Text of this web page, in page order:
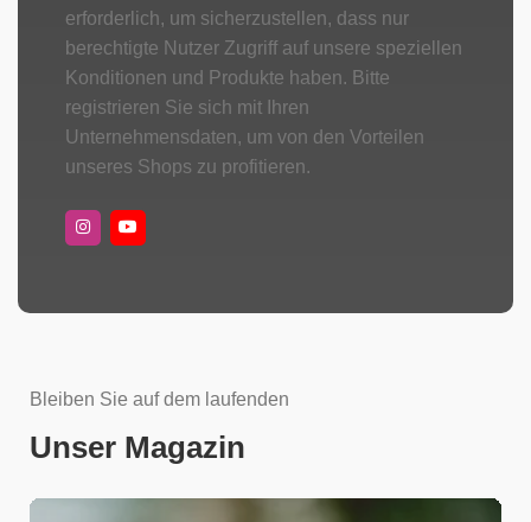
erforderlich, um sicherzustellen, dass nur
berechtigte Nutzer Zugriff auf unsere speziellen
Konditionen und Produkte haben. Bitte
registrieren Sie sich mit Ihren
Unternehmensdaten, um von den Vorteilen
unseres Shops zu profitieren.
Bleiben Sie auf dem laufenden
Unser Magazin